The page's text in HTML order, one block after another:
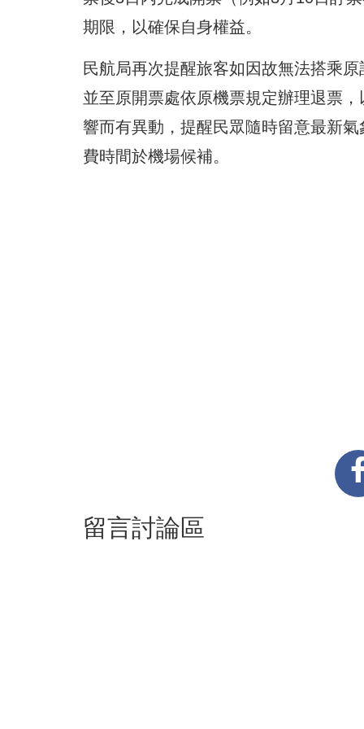
期限，以確保自身權益。
民航局再次提醒旅客如因故無法搭乘
並至原開票處依原機票規定辦理退票
響而有異動，提醒民眾隨時留意最新
費時間於機場候補。
留言討論區